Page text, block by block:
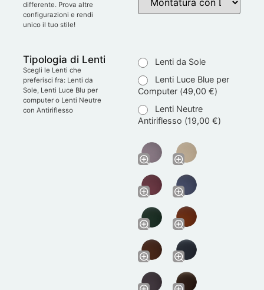
differente. Prova altre
configurazioni e rendi
unico il tuo stile!
Tipologia di Lenti
Scegli le Lenti che
preferisci fra: Lenti da
Sole, Lenti Luce Blu per
computer o Lenti Neutre
con Antiriflesso
Lenti da Sole
Lenti Luce Blue per
Computer (49,00 €)
Lenti Neutre
Antiriflesso (19,00 €)